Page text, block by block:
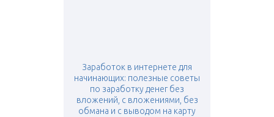
Заработок в интернете для
начинающих: полезные советы
по заработку денег без
вложений, с вложениями, без
обмана и с выводом на карту